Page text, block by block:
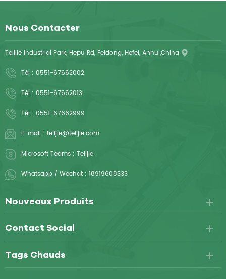
Nous Contacter
Telijie Industrial Park, Hepu Rd, Feidong, Hefei, Anhui,China
Tél : 0551-67662002
Tél : 0551-67662013
Tél : 0551-67662999
E-mail : telijie@telijie.com
Microsoft Teams : Telijie
Whatsapp / Wechat : 18919608333
Nouveaux Produits
Contact Social
Tags Chauds